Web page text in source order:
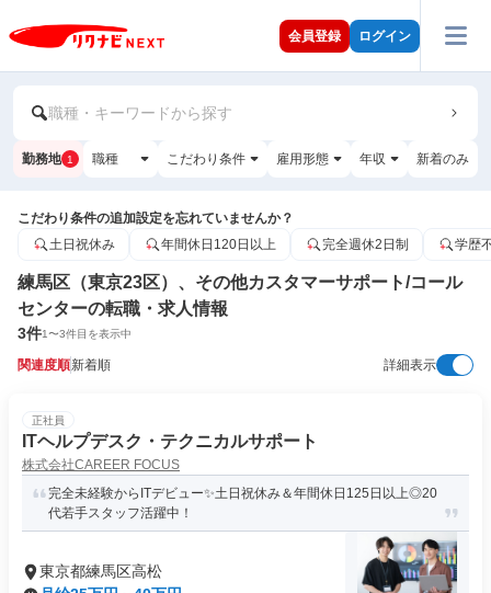
会員登録 ログイン
職種・キーワードから探す
勤務地 1 職種 こだわり条件 雇用形態 年収 新着のみ
こだわり条件の追加設定を忘れていませんか？
土日祝休み
年間休日120日以上 完全週休2日制 学歴
練馬区（東京23区）、その他カスタマーサポート/コール
センターの転職・求人情報
3件1〜3件目を表示中
関連度順新着順 詳細表示
正社員
ITヘルプデスク・テクニカルサポート
株式会社CAREER FOCUS
完全未経験からITデビュー✨土日祝休み＆年間休日125日以上◎20
代若手スタッフ活躍中！
東京都練馬区高松